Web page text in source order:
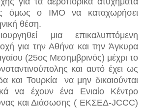
όμως ο ΙΜΟ να καταχωρήσει
θέση.
μια επικαλυπτόμενη
για την Αθήνα και την Άγκυρα
(25ος Μεσημβρινός) μέχρι το
και αυτό έχει ως
και Τουρκία να μην δικαιούνται
να έχουν ένα Ενιαίο Κέντρο
και Διάσωσης ( ΕΚΣΕΔ-JCCC)